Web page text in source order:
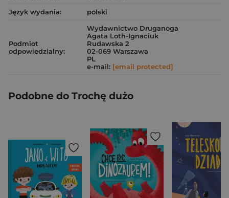
Język wydania:
polski
Podmiot
odpowiedzialny:
Wydawnictwo Druganoga
Agata Loth-Ignaciuk
Rudawska 2
02-069 Warszawa
PL
e-mail: [email protected]
Podobne do Trochę dużo